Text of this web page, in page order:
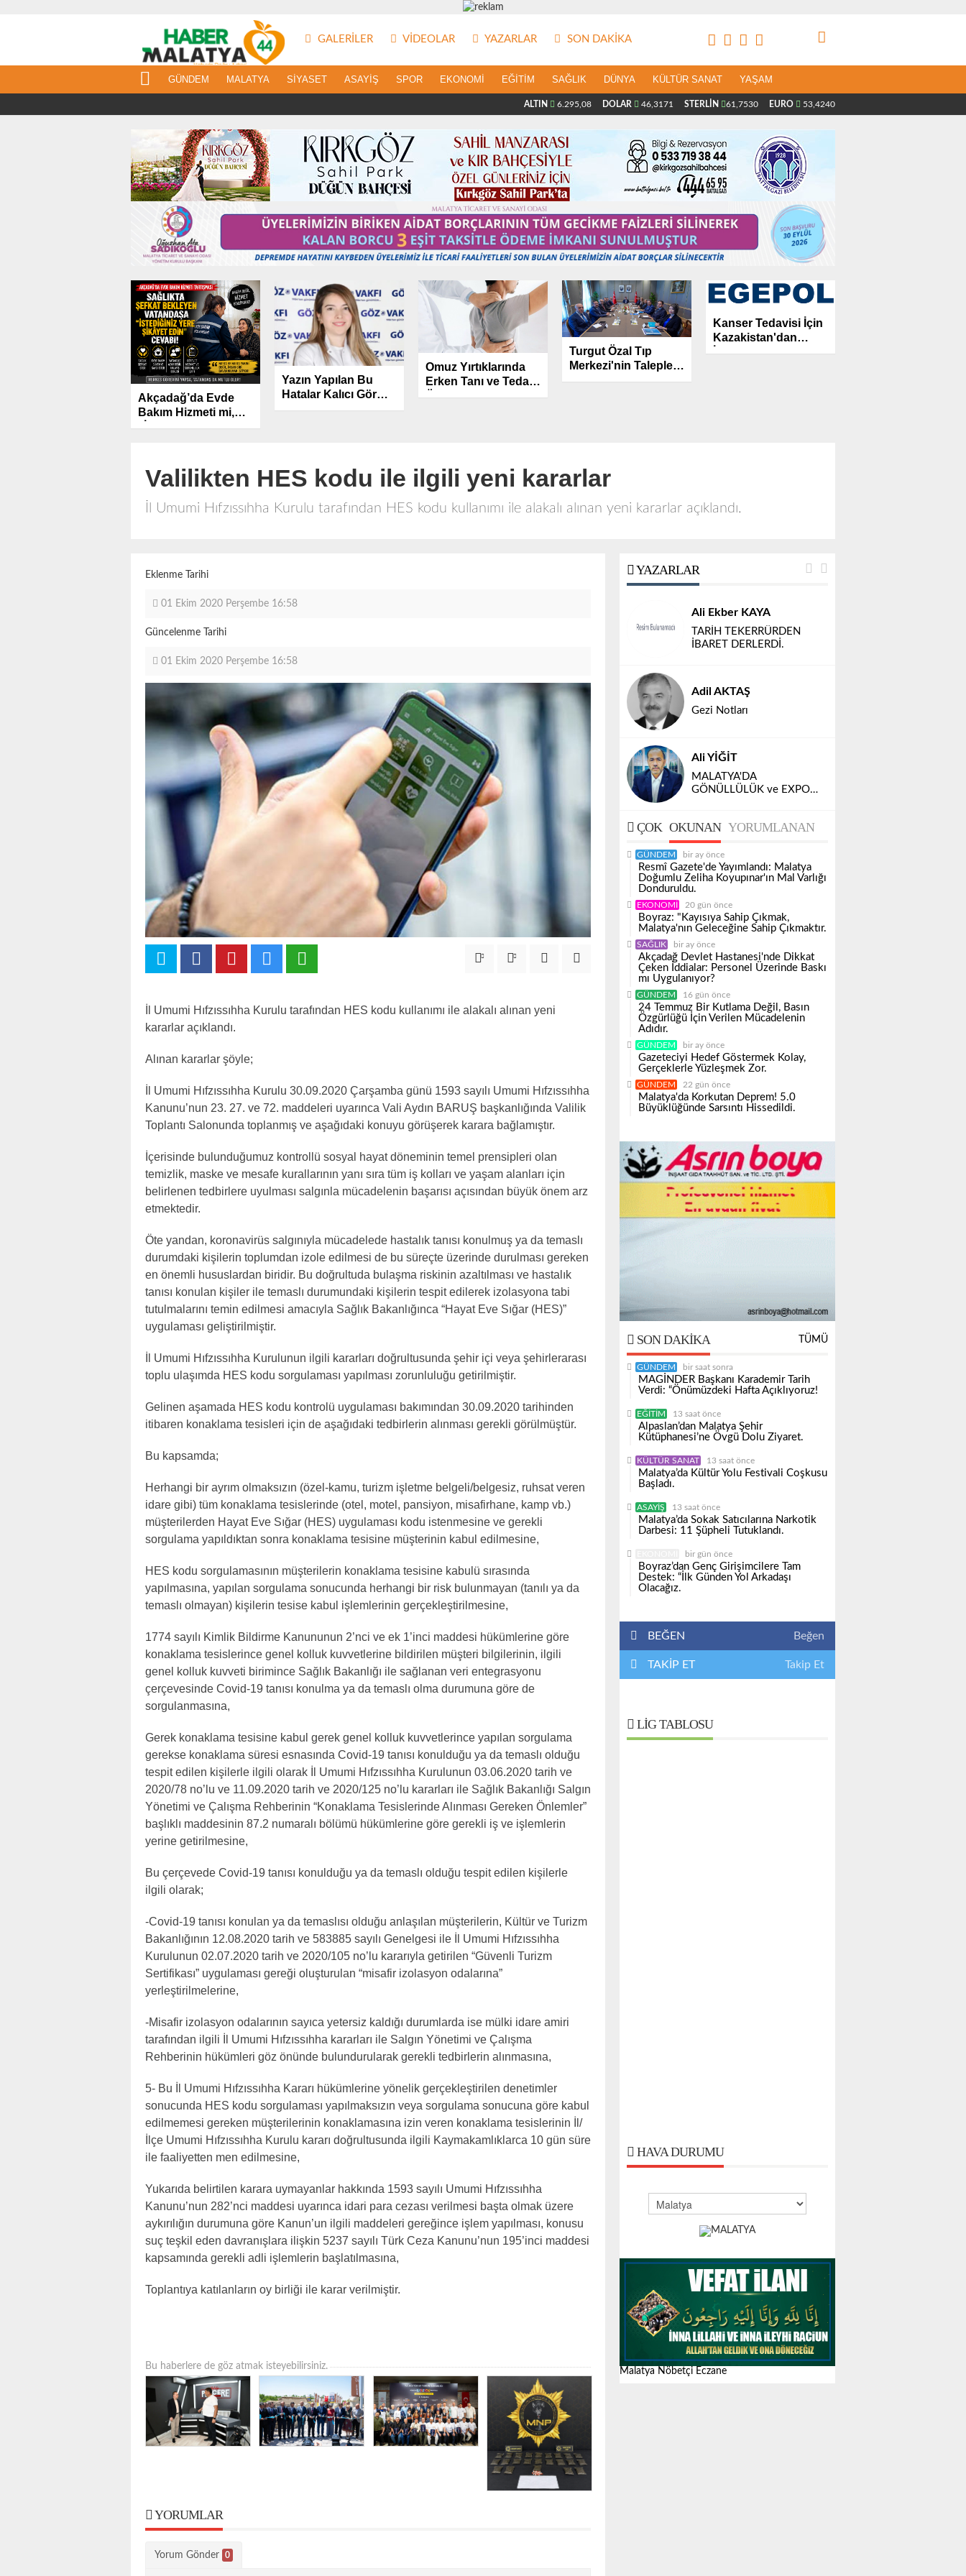
GALERILER VIDEOLAR YAZARLAR SON DAKIKA
GÜNDEM MALATYA SIYASET ASAYIŞ SPOR EKONOMI EĞITIM SAĞLIK DÜNYA KÜLTÜR SANAT YAŞAM
ALTIN 6.295,08 DOLAR 46,3171 STERLİN 61,7530 EURO 53,4240
Akçadağ’da Evde
Bakım Hizmeti mi,
“İstediğiniz Yere
Yazın Yapılan Bu
Hatalar Kalıcı Görme
Kaybına Yol
Omuz Yırtıklarında
Erken Tanı ve Tedavi
Önemli.
Turgut Özal Tıp
Merkezi'nin Talepleri
Cumhurbaşkanı
Kanser Tedavisi İçin
Kazakistan'dan
İzmir'e Geldi...
Valilikten HES kodu ile ilgili yeni kararlar
İl Umumi Hıfzıssıhha Kurulu tarafından HES kodu kullanımı ile alakalı alınan yeni kararlar açıklandı.
Eklenme Tarihi
01 Ekim 2020 Perşembe 16:58
Güncelenme Tarihi
01 Ekim 2020 Perşembe 16:58
İl Umumi Hıfzıssıhha Kurulu tarafından HES kodu kullanımı ile alakalı alınan yeni
kararlar açıklandı.
Alınan kararlar şöyle;
İl Umumi Hıfzıssıhha Kurulu 30.09.2020 Çarşamba günü 1593 sayılı Umumi Hıfzıssıhha
Kanunu’nun 23. 27. ve 72. maddeleri uyarınca Vali Aydın BARUŞ başkanlığında Valilik
Toplantı Salonunda toplanmış ve aşağıdaki konuyu görüşerek karara bağlamıştır.
İçerisinde bulunduğumuz kontrollü sosyal hayat döneminin temel prensipleri olan
temizlik, maske ve mesafe kurallarının yanı sıra tüm iş kolları ve yaşam alanları için
belirlenen tedbirlere uyulması salgınla mücadelenin başarısı açısından büyük önem arz
etmektedir.
Öte yandan, koronavirüs salgınıyla mücadelede hastalık tanısı konulmuş ya da temaslı
durumdaki kişilerin toplumdan izole edilmesi de bu süreçte üzerinde durulması gereken
en önemli hususlardan biridir. Bu doğrultuda bulaşma riskinin azaltılması ve hastalık
tanısı konulan kişiler ile temaslı durumundaki kişilerin tespit edilerek izolasyona tabi
tutulmalarını temin edilmesi amacıyla Sağlık Bakanlığınca “Hayat Eve Sığar (HES)”
uygulaması geliştirilmiştir.
İl Umumi Hıfzıssıhha Kurulunun ilgili kararları doğrultusunda şehir içi veya şehirlerarası
toplu ulaşımda HES kodu sorgulaması yapılması zorunluluğu getirilmiştir.
Gelinen aşamada HES kodu kontrolü uygulaması bakımından 30.09.2020 tarihinden
itibaren konaklama tesisleri için de aşağıdaki tedbirlerin alınması gerekli görülmüştür.
Bu kapsamda;
Herhangi bir ayrım olmaksızın (özel-kamu, turizm işletme belgeli/belgesiz, ruhsat veren
idare gibi) tüm konaklama tesislerinde (otel, motel, pansiyon, misafirhane, kamp vb.)
müşterilerden Hayat Eve Sığar (HES) uygulaması kodu istenmesine ve gerekli
sorgulama yapıldıktan sonra konaklama tesisine müşterinin kabul edilmesine,
HES kodu sorgulamasının müşterilerin konaklama tesisine kabulü sırasında
yapılmasına, yapılan sorgulama sonucunda herhangi bir risk bulunmayan (tanılı ya da
temaslı olmayan) kişilerin tesise kabul işlemlerinin gerçekleştirilmesine,
1774 sayılı Kimlik Bildirme Kanununun 2’nci ve ek 1’inci maddesi hükümlerine göre
konaklama tesislerince genel kolluk kuvvetlerine bildirilen müşteri bilgilerinin, ilgili
genel kolluk kuvveti birimince Sağlık Bakanlığı ile sağlanan veri entegrasyonu
çerçevesinde Covid-19 tanısı konulma ya da temaslı olma durumuna göre de
sorgulanmasına,
Gerek konaklama tesisine kabul gerek genel kolluk kuvvetlerince yapılan sorgulama
gerekse konaklama süresi esnasında Covid-19 tanısı konulduğu ya da temaslı olduğu
tespit edilen kişilerle ilgili olarak İl Umumi Hıfzıssıhha Kurulunun 03.06.2020 tarih ve
2020/78 no’lu ve 11.09.2020 tarih ve 2020/125 no’lu kararları ile Sağlık Bakanlığı Salgın
Yönetimi ve Çalışma Rehberinin “Konaklama Tesislerinde Alınması Gereken Önlemler”
başlıklı maddesinin 87.2 numaralı bölümü hükümlerine göre gerekli iş ve işlemlerin
yerine getirilmesine,
Bu çerçevede Covid-19 tanısı konulduğu ya da temaslı olduğu tespit edilen kişilerle
ilgili olarak;
-Covid-19 tanısı konulan ya da temaslısı olduğu anlaşılan müşterilerin, Kültür ve Turizm
Bakanlığının 12.08.2020 tarih ve 583885 sayılı Genelgesi ile İl Umumi Hıfzıssıhha
Kurulunun 02.07.2020 tarih ve 2020/105 no’lu kararıyla getirilen “Güvenli Turizm
Sertifikası” uygulaması gereği oluşturulan “misafir izolasyon odalarına”
yerleştirilmelerine,
-Misafir izolasyon odalarının sayıca yetersiz kaldığı durumlarda ise mülki idare amiri
tarafından ilgili İl Umumi Hıfzıssıhha kararları ile Salgın Yönetimi ve Çalışma
Rehberinin hükümleri göz önünde bulundurularak gerekli tedbirlerin alınmasına,
5- Bu İl Umumi Hıfzıssıhha Kararı hükümlerine yönelik gerçekleştirilen denetimler
sonucunda HES kodu sorgulaması yapılmaksızın veya sorgulama sonucuna göre kabul
edilmemesi gereken müşterilerinin konaklamasına izin veren konaklama tesislerinin İl/
İlçe Umumi Hıfzıssıhha Kurulu kararı doğrultusunda ilgili Kaymakamlıklarca 10 gün süre
ile faaliyetten men edilmesine,
Yukarıda belirtilen karara uymayanlar hakkında 1593 sayılı Umumi Hıfzıssıhha
Kanunu’nun 282’nci maddesi uyarınca idari para cezası verilmesi başta olmak üzere
aykırılığın durumuna göre Kanun’un ilgili maddeleri gereğince işlem yapılması, konusu
suç teşkil eden davranışlara ilişkin 5237 sayılı Türk Ceza Kanunu’nun 195’inci maddesi
kapsamında gerekli adli işlemlerin başlatılmasına,
Toplantıya katılanların oy birliği ile karar verilmiştir.
Bu haberlere de göz atmak isteyebilirsiniz.
YORUMLAR
Yorum Gönder 0
YAZARLAR
Ali Ekber KAYA
TARİH TEKERRÜRDEN
İBARET DERLERDİ.
Adil AKTAŞ
Gezi Notları
Ali YİĞİT
MALATYA'DA
GÖNÜLLÜLÜK ve EXPO
ÇOK OKUNAN YORUMLANAN
GÜNDEM bir ay önce
Resmî Gazete'de Yayımlandı: Malatya
Doğumlu Zeliha Koyupınar'ın Mal Varlığı
Donduruldu.
EKONOMI 20 gün önce
Boyraz: "Kayısıya Sahip Çıkmak,
Malatya'nın Geleceğine Sahip Çıkmaktır.
SAĞLIK bir ay önce
Akçadağ Devlet Hastanesi'nde Dikkat
Çeken İddialar: Personel Üzerinde Baskı
mı Uygulanıyor?
GÜNDEM 16 gün önce
24 Temmuz Bir Kutlama Değil, Basın
Özgürlüğü İçin Verilen Mücadelenin
Adıdır.
GÜNDEM bir ay önce
Gazeteciyi Hedef Göstermek Kolay,
Gerçeklerle Yüzleşmek Zor.
GÜNDEM 22 gün önce
Malatya'da Korkutan Deprem! 5.0
Büyüklüğünde Sarsıntı Hissedildi.
SON DAKIKA TÜMÜ
GÜNDEM bir saat sonra
MAGİNDER Başkanı Karademir Tarih
Verdi: “Önümüzdeki Hafta Açıklıyoruz!
EĞITIM 13 saat önce
Alpaslan’dan Malatya Şehir
Kütüphanesi’ne Övgü Dolu Ziyaret.
KÜLTÜR SANAT 13 saat önce
Malatya’da Kültür Yolu Festivali Coşkusu
Başladı.
ASAYIŞ 13 saat önce
Malatya’da Sokak Satıcılarına Narkotik
Darbesi: 11 Şüpheli Tutuklandı.
bir gün önce
Boyraz’dan Genç Girişimcilere Tam
Destek: “İlk Günden Yol Arkadaşı
Olacağız.
BEĞEN Beğen
TAKİP ET Takip Et
LIG TABLOSU
HAVA DURUMU
Malatya Nöbetçi Eczane